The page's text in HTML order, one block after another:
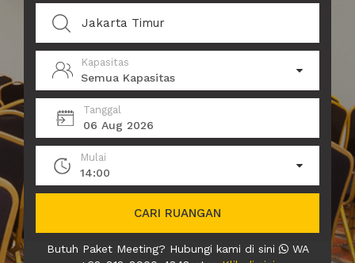
Kapasitas
Semua Kapasitas
Tanggal
06 Aug 2026
Mulai
14:00
CARI RUANGAN
Butuh Paket Meeting? Hubungi kami di sini
WA